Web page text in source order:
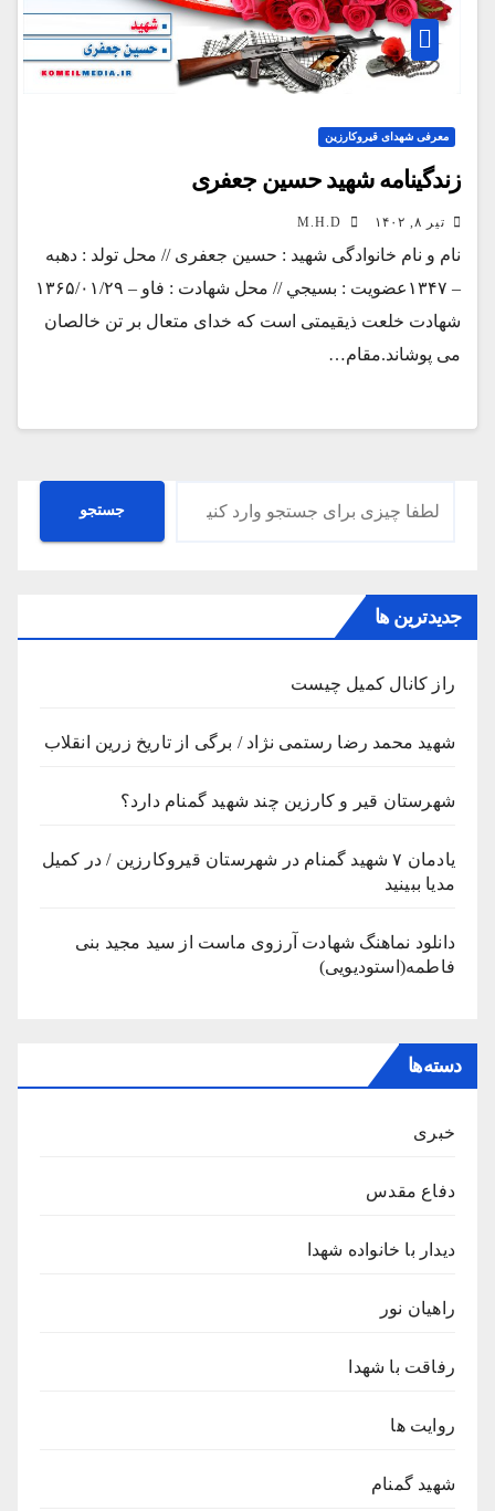
معرفی شهدای قیروکارزین
زندگینامه شهید حسین جعفری
تیر ۸, ۱۴۰۲
نام و نام خانوادگی شهید : حسین جعفری // محل تولد : دهبه
– ۱۳۴۷عضویت : بسيجي // محل شهادت : فاو – ۱۳۶۵/۰۱/۲۹
شهادت خلعت ذیقیمتی است که خدای متعال بر تن خالصان
می پوشاند.مقام…
جستجو جستجو
جدیدترین ها
راز کانال کمیل چیست
شهید محمد رضا رستمی نژاد / برگی از تاریخ زرین انقلاب
شهرستان قیر و کارزین چند شهید گمنام دارد؟
یادمان ۷ شهید گمنام در شهرستان قیروکارزین / در کمیل
مدیا ببینید
دانلود نماهنگ شهادت آرزوی ماست از سید مجید بنی
فاطمه(استودیویی)
دسته‌ها
خبری
دفاع مقدس
دیدار با خانواده شهدا
راهیان نور
رفاقت با شهدا
روایت ها
شهید گمنام